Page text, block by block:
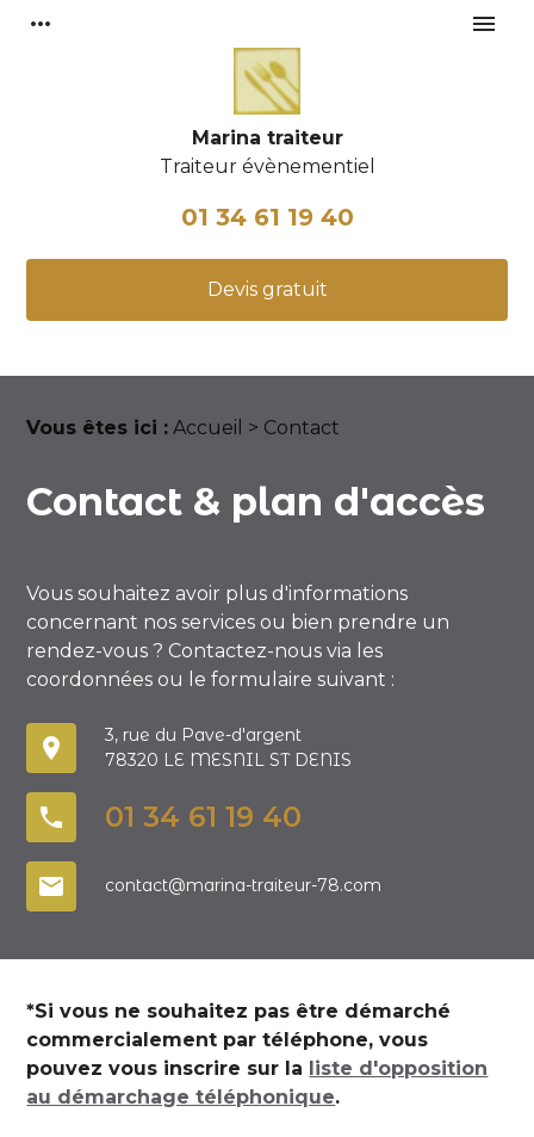
more_horiz menu
Marina traiteur
Traiteur évènementiel
01 34 61 19 40
Devis gratuit
Vous êtes ici : Accueil > Contact
Contact & plan d'accès
Vous souhaitez avoir plus d'informations
concernant nos services ou bien prendre un
rendez-vous ? Contactez-nous via les
coordonnées ou le formulaire suivant :
place
3, rue du Pave-d'argent
78320 LE MESNIL ST DENIS
phone 01 34 61 19 40
mail contact@marina-traiteur-78.com
*Si vous ne souhaitez pas être démarché
commercialement par téléphone, vous
pouvez vous inscrire sur la liste d'opposition
au démarchage téléphonique.